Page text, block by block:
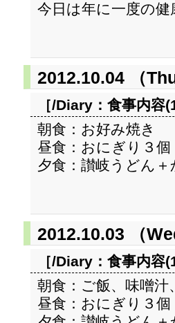
今日は年に一度の健
2012.10.04 （Thu
［/Diary： 食事内容
朝食：お好み焼き
昼食：おにぎり３個
夕食：讃岐うどん
2012.10.03 （
［/Diary： 食事内容
朝食：ご飯、味噌汁
昼食：おにぎり３個